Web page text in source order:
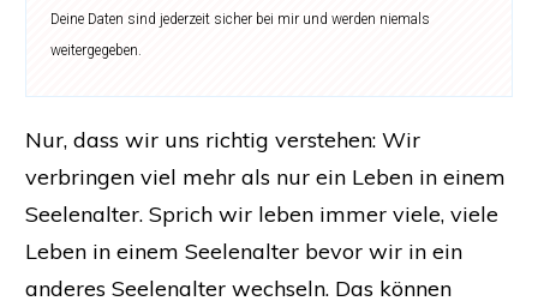
Deine Daten sind jederzeit sicher bei mir und werden niemals
weitergegeben.
Nur, dass wir uns richtig verstehen: Wir
verbringen viel mehr als nur ein Leben in einem
Seelenalter. Sprich wir leben immer viele, viele
Leben in einem Seelenalter bevor wir in ein
anderes Seelenalter wechseln. Das können